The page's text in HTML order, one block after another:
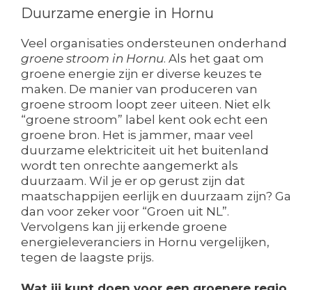
Duurzame energie in Hornu
Veel organisaties ondersteunen onderhand
groene stroom in Hornu. Als het gaat om
groene energie zijn er diverse keuzes te
maken. De manier van produceren van
groene stroom loopt zeer uiteen. Niet elk
“groene stroom” label kent ook echt een
groene bron. Het is jammer, maar veel
duurzame elektriciteit uit het buitenland
wordt ten onrechte aangemerkt als
duurzaam. Wil je er op gerust zijn dat
maatschappijen eerlijk en duurzaam zijn? Ga
dan voor zeker voor “Groen uit NL”.
Vervolgens kan jij erkende groene
energieleveranciers in Hornu vergelijken,
tegen de laagste prijs.